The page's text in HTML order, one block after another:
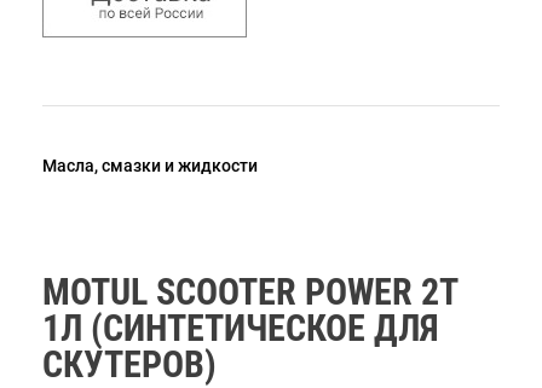
Масла, смазки и жидкости
MOTUL SCOOTER POWER 2T
1Л (СИНТЕТИЧЕСКОЕ ДЛЯ
СКУТЕРОВ)